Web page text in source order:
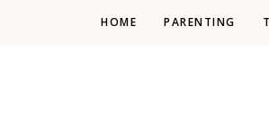
HOME PARENTING